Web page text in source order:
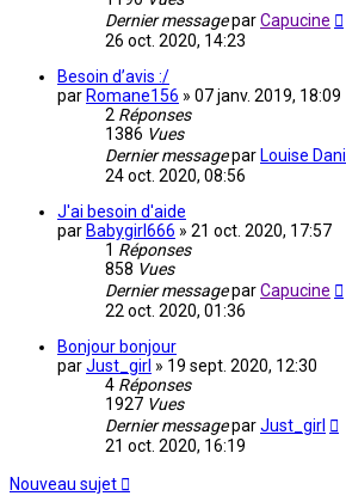
Dernier messageparCapucine
26 oct. 2020, 14:23
Besoin d’avis :/
par Romane156 » 07 janv. 2019, 18:09
2 Réponses
1386 Vues
Dernier messagepar Louise
24 oct. 2020, 08:56
J'ai besoin d'aide
par Babygirl666 » 21 oct. 2020, 17:57
1 Réponses
858 Vues
Dernier messageparCapucine
22 oct. 2020, 01:36
Bonjour bonjour
parJust_girl » 19 sept. 2020, 12:30
4 Réponses
1927 Vues
Dernier messageparJust_girl
21 oct. 2020, 16:19
Nouveau sujet